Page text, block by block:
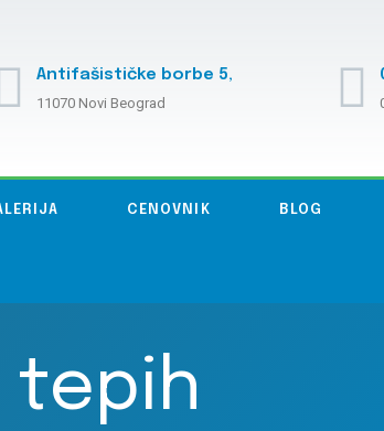
Antifašističke borbe 5,
11070 Novi Beograd
CENOVNIK BLOG
tepih